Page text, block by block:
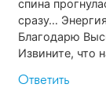
спина
сразу…
Благодарю
Извините, что
Ответить